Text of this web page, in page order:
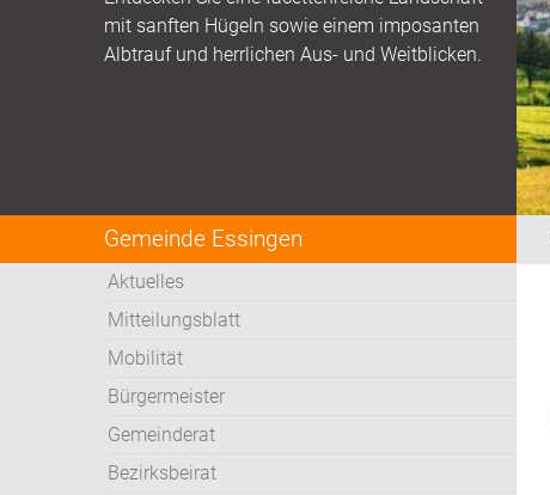
mit sanften Hügeln sowie einem imposanten
Albtrauf und herrlichen Aus- und Weitblicken.
Gemeinde Essingen
Aktuelles
Mitteilungsblatt
Mobilität
Bürgermeister
Gemeinderat
Bezirksbeirat